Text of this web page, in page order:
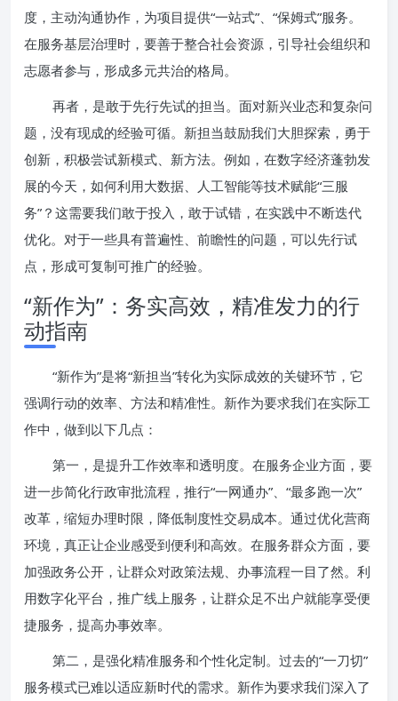
度，主动沟通协作，为项目提供“一站式”、“保姆式”服务。
在服务基层治理时，要善于整合社会资源，引导社会组织和
志愿者参与，形成多元共治的格局。
再者，是敢于先行先试的担当。面对新兴业态和复杂问
题，没有现成的经验可循。新担当鼓励我们大胆探索，勇于
创新，积极尝试新模式、新方法。例如，在数字经济蓬勃发
展的今天，如何利用大数据、人工智能等技术赋能“三服
务”？这需要我们敢于投入，敢于试错，在实践中不断迭代
优化。对于一些具有普遍性、前瞻性的问题，可以先行试
点，形成可复制可推广的经验。
“新作为”：务实高效，精准发力的行
动指南
“新作为”是将“新担当”转化为实际成效的关键环节，它
强调行动的效率、方法和精准性。新作为要求我们在实际工
作中，做到以下几点：
第一，是提升工作效率和透明度。在服务企业方面，要
进一步简化行政审批流程，推行“一网通办”、“最多跑一次”
改革，缩短办理时限，降低制度性交易成本。通过优化营商
环境，真正让企业感受到便利和高效。在服务群众方面，要
加强政务公开，让群众对政策法规、办事流程一目了然。利
用数字化平台，推广线上服务，让群众足不出户就能享受便
捷服务，提高办事效率。
第二，是强化精准服务和个性化定制。过去的“一刀切”
服务模式已难以适应新时代的需求。新作为要求我们深入了